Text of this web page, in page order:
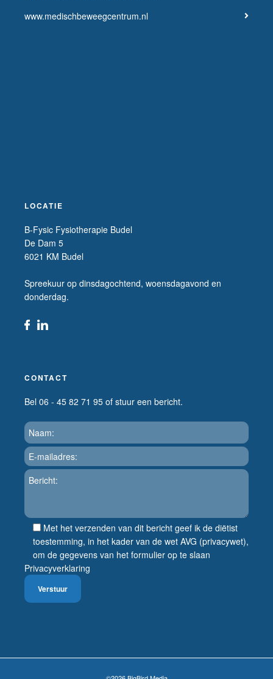
www.medischbeweegcentrum.nl
LOCATIE
B-Fysic Fysiotherapie Budel
De Dam 5
6021 KM Budel
Spreekuur op dinsdagochtend, woensdagavond en
donderdag.
CONTACT
Bel 06 - 45 82 71 95 of stuur een bericht.
Met het verzenden van dit bericht geef ik de diëtist
toestemming, in het kader van de wet AVG (privacywet),
om de gegevens van het formulier op te slaan
Privacyverklaring